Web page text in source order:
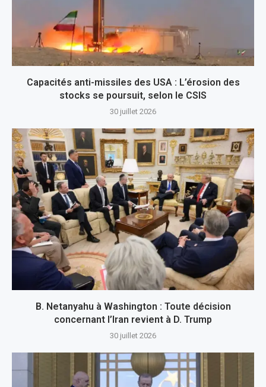
Capacités anti-missiles des USA : L’érosion des
stocks se poursuit, selon le CSIS
30 juillet 2026
B. Netanyahu à Washington : Toute décision
concernant l’Iran revient à D. Trump
30 juillet 2026